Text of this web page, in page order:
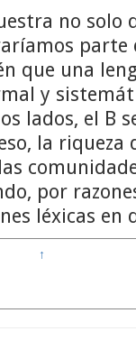
no solo
parte
que una
y
lados, el B
la
por
léxicas
↑